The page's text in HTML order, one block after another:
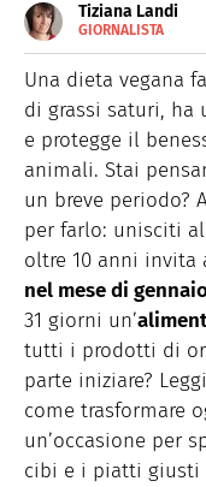
Tiziana Landi
GIORNALISTA
LINKEDIN
Giornalista
alimentazione
digital
trovate in
Una dieta vegana
di grassi saturi, ha
e protegge il
animali. Stai
un breve periodo?
per farlo: unisciti al
oltre 10 anni invita
nel mese di
31 giorni un’
tutti i prodotti di
parte iniziare?
come trasformare
un’occasione per
cibi e i piatti giusti